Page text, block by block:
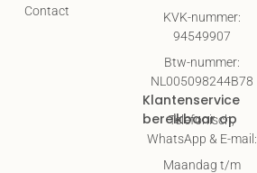
Contact
KVK-nummer:
94549907
Btw-nummer:
NL005098244B78
Klantenservice
bereikbaar op
Telefonisch,
WhatsApp & E-mail:
Maandag t/m